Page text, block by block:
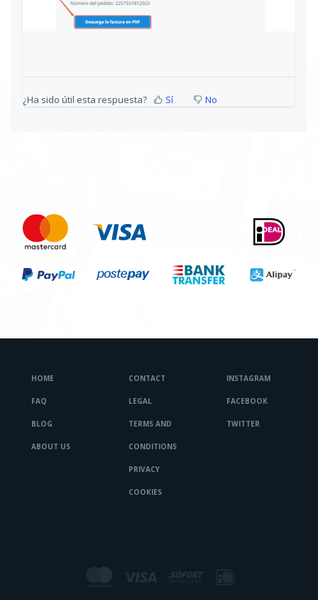
¿Ha sido útil esta respuesta? Sí No
HOME
FAQ
BLOG
ABOUT US
CONTACT
LEGAL
TERMS AND
CONDITIONS
PRIVACY
COOKIES
INSTAGRAM
FACEBOOK
TWITTER